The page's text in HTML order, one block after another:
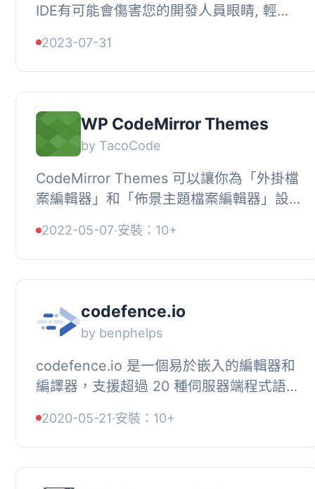
IDE有可能會傷害您的開發人員眼睛, 輕量
2023-07-31
WP CodeMirror Themes
by TacoCode
CodeMirror Themes 可以讓你為「外掛檔
案編輯器」和「佈景主題檔案編輯器」設
https://codemirror.net/demo/theme.html
找到主題的清單和範例展...
2022-05-07·安裝：10+
codefence.io
by benphelps
codefence.io 是一個易於嵌入的編輯器和
編譯器，支援超過 20 種伺服器端程式語
器中安全運行，執行結束後容器會被摧毀...
2020-05-21·安裝：10+